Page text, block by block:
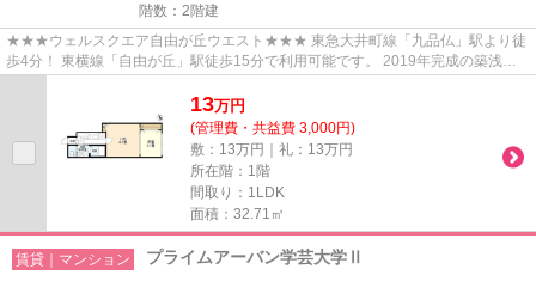
階数：2階建
★★★ウェルスクエア自由が丘ウエスト★★★ 東急大井町線「九品仏」駅より徒
歩4分！ 東横線「自由が丘」駅徒歩15分で利用可能です。 2019年完成の築浅マ
13万円
(管理費・共益費 3,000円)
敷：13万円｜礼：13万円
所在階：1階
間取り：1LDK
面積：32.71㎡
賃貸｜マンション プライムアーバン学芸大学Ⅱ